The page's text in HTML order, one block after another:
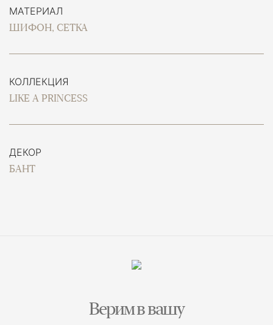
МАТЕРИАЛ
ШИФОН, СЕТКА
КОЛЛЕКЦИЯ
LIKE A PRINCESS
ДЕКОР
БАНТ
Верим в вашу